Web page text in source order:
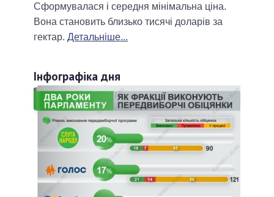
Сформувалася і середня мінімальна ціна.
Вона становить близько тисячі доларів за
гектар. Детальніше...
Інфографіка дня